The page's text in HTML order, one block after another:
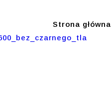
Strona główna